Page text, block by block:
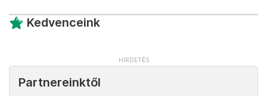
Kedvenceink
Partnereinktől